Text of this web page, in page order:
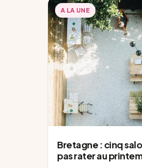
A LA UNE
Bretagne : cinq
pas rater au